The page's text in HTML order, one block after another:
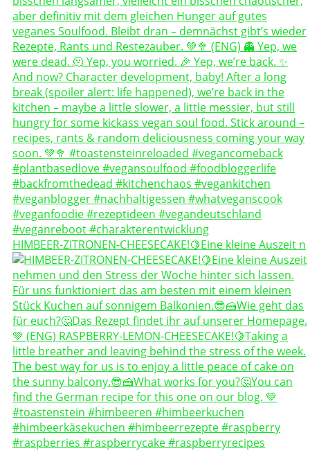
HIMBEER-ZITRONEN-CHEESECAKE!🍋Eine kleine Auszeit n